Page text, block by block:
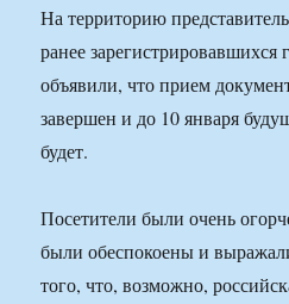
На территорию
ранее
объявили, что прием
завершен и до 10 января
будет.
Посетители были очень
были обеспокоены и
того, что, возможно,